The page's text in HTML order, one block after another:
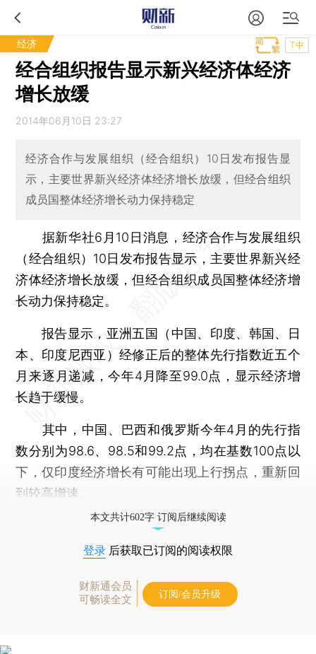
经济 T中
经合组织报告显示新兴经济体经济
增长放缓
2014年06月10日 23:27
经济合作与发展组织（经合组织）10日发布报告显
示，主要世界新兴经济体经济增长放缓，但经合组织
成员国整体经济增长动力保持稳定
据新华社6月10日消息，经济合作与发展组织
（经合组织）10日发布报告显示，主要世界新兴经
济体经济增长放缓，但经合组织成员国整体经济增
长动力保持稳定。
报告显示，亚洲五国（中国、印度、韩国、日
本、印度尼西亚）经修正后的整体先行指数近五个
月来逐月递减，今年4月降至99.0点，显示经济增
长趋于缓慢。
其中，中国、巴西和俄罗斯今年4月的先行指
数分别为98.6、98.5和99.2点，均在基数100点以
下，仅印度经济增长有可能出现上行拐点，重新回
到较高增速。
本文共计602字 订阅后继续阅读
登录 后获取已订阅的阅读权限
财新通会员
可畅读全文
订阅/会员升级